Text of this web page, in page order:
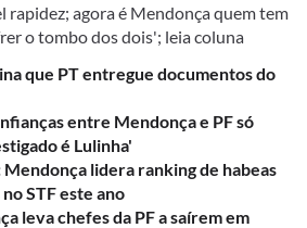
rapidez; agora é Mendonça quem tem
o tombo dos dois'; leia coluna
que PT entregue documentos do
entre Mendonça e PF só
é Lulinha'
Mendonça lidera ranking de habeas
STF este ano
leva chefes da PF a saírem em